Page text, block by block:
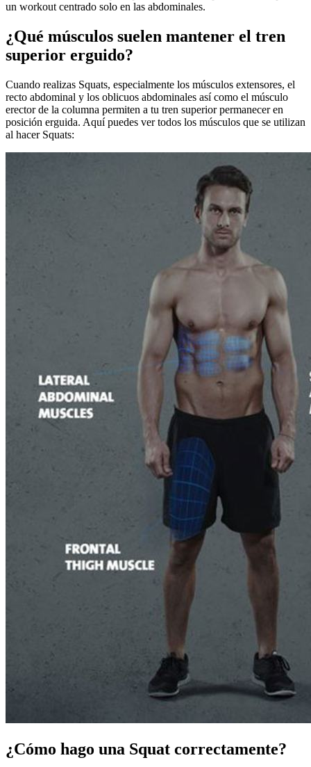
un workout centrado solo en las abdominales.
¿Qué músculos suelen mantener el tren
superior erguido?
Cuando realizas Squats, especialmente los músculos extensores, el
recto abdominal y los oblicuos abdominales así como el músculo
erector de la columna permiten a tu tren superior permanecer en
posición erguida. Aquí puedes ver todos los músculos que se utilizan
al hacer Squats:
¿Cómo hago una Squat correctamente?